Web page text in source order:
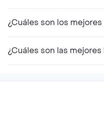
¿Cuáles son los
¿Cuáles son las